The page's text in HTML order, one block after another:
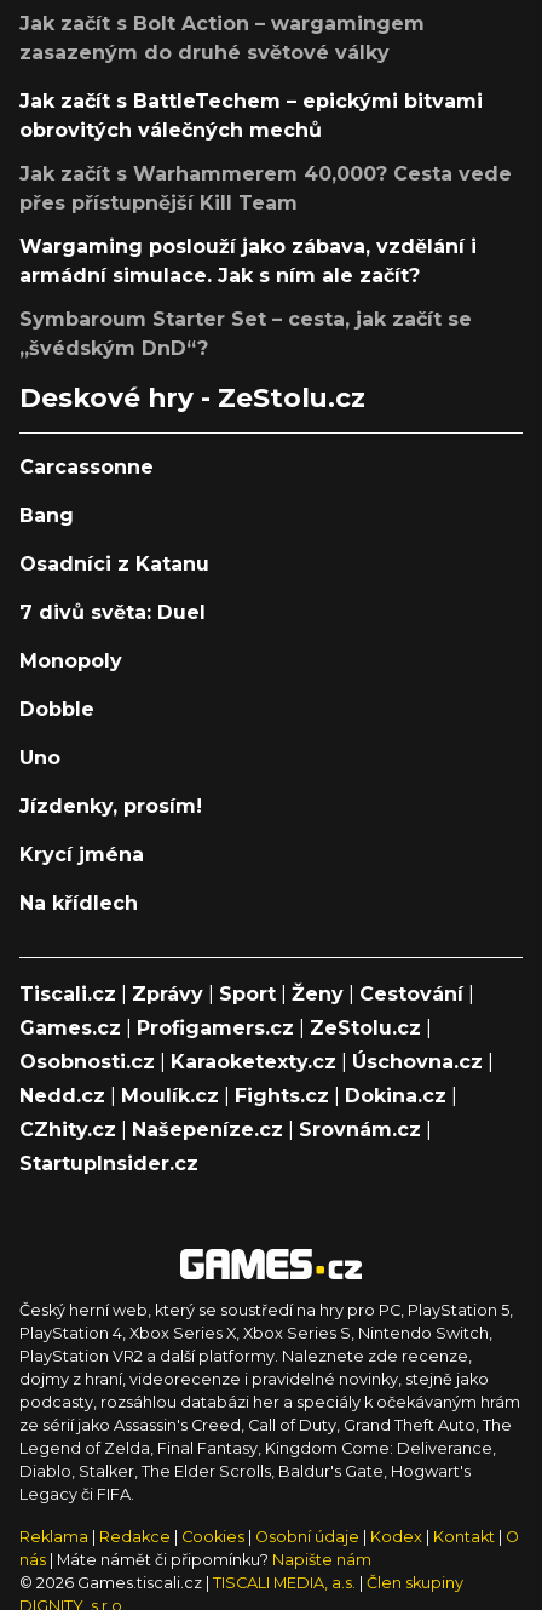
Jak začít s Bolt Action – wargamingem
zasazeným do druhé světové války
Jak začít s BattleTechem – epickými bitvami
obrovitých válečných mechů
Jak začít s Warhammerem 40,000? Cesta vede
přes přístupnější Kill Team
Wargaming poslouží jako zábava, vzdělání i
armádní simulace. Jak s ním ale začít?
Symbaroum Starter Set – cesta, jak začít se
„švédským DnD“?
Deskové hry - ZeStolu.cz
Carcassonne
Bang
Osadníci z Katanu
7 divů světa: Duel
Monopoly
Dobble
Uno
Jízdenky, prosím!
Krycí jména
Na křídlech
Tiscali.cz Zprávy Sport Ženy Cestování|
Games.cz
Profigamers.cz ZeStolu.cz
Osobnosti.cz
Karaoketexty.cz Úschovna.cz
Nedd.cz
Moulík.cz Fights.cz Dokina.cz
CZhity.cz
Našepeníze.cz Srovnám.cz
StartupInsider.cz
Český herní web, který se soustředí na hry pro PC, PlayStation 5,
PlayStation 4, Xbox Series X, Xbox Series S, Nintendo Switch,
PlayStation VR2 a další platformy. Naleznete zde recenze,
dojmy z hraní, videorecenze i pravidelné novinky, stejně jako
podcasty, rozsáhlou databázi her a speciály k očekávaným hrám
ze sérií jako Assassin's Creed, Call of Duty, Grand Theft Auto, The
Legend of Zelda, Final Fantasy, Kingdom Come: Deliverance,
Diablo, Stalker, The Elder Scrolls, Baldur's Gate, Hogwart's
Legacy či FIFA.
Reklama Redakce Cookies Osobní údaje Kodex Kontakt
O
nás
| Máte námět či připomínku? Napište nám
© 2026 Games.tiscali.cz | TISCALI MEDIA, a.s.
Člen skupiny
DIGNITY, s.r.o.